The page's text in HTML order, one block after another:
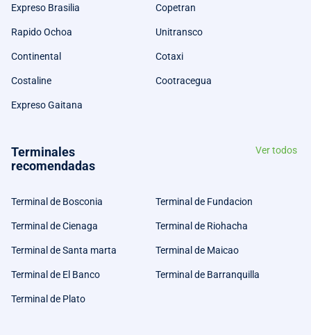
Expreso Brasilia Copetran
Rapido Ochoa Unitransco
Continental Cotaxi
Costaline Cootracegua
Expreso Gaitana
Terminales
recomendadas
Ver todos
Terminal de Bosconia Terminal de Fundacion
Terminal de Cienaga Terminal de Riohacha
Terminal de Santa marta Terminal de Maicao
Terminal de El Banco Terminal de Barranquilla
Terminal de Plato